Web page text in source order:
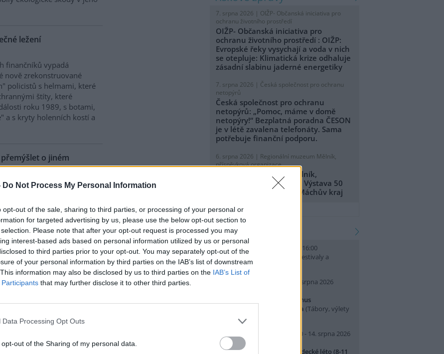
Do Not Process My Personal Information
opt-out of the sale, sharing to third parties, or processing of your personal or
for targeted advertising by us, please use the below opt-out section to
Please note that after your opt-out request is processed you may
interest-based ads based on personal information utilized by us or personal
to third parties prior to your opt-out. You may separately opt-out of the
of your personal information by third parties on the IAB’s list of downstream
information may also be disclosed by us to third parties on the IAB’s List of
that may further disclose it to other third parties.
Data Processing Opt Outs
out of the Sharing of my personal data.
ležení
finančníků vypadá
nově zrekonstruované
policistů s helmami, které
štíty, které
roku 1989, s botami,
a s kryty holenních kostí a
o jiném
hodině dopoledne
guvernérů
banky .
privatizace
a na Slovensku
vyžadovala její rychlý průběh
zvláště vytvoření
ze slovenské
knihovně stále pokračuje
7. srpna 2026 | OIŽP- Občanská iniciativa pro
ochranu životního prostředí
OIŽP- Občanská iniciativa pro
ochranu životního prostředí : OIŽP:
Evropské řeky vysychají a voda v nich
se otepluje: Klimatická krize odhaluje
zásadní slabinu jaderné energetiky
7. srpna 2026 | Česká společnost pro ochranu
netopýrů
Česká společnost pro ochranu
netopýrů: „Pomoc, máme v domě
netopýry!“ Bezplatná poradna ČESON
je v létě zavalena telefonáty. Sama
potřebuje finanční podporu.
6. srpna 2026 | Regionální muzeum Mělník,
příspěvková organizace
Regionální muzeum Mělník,
příspěvková organizace: Výstava 50
let CHKO Kokořínsko - Máchův kraj
přidat tiskovou zprávu
kalendář akcí
9. srpna 2026 (neděle) 10:00 - 16:00
(Festivaly a
slavnosti, Praha 7 )
10. srpna 2026 (pondělí) - 14. srpna 2026
Hrajeme si v Pralese - 2. turnus
příměstského letního tábora (Tábory, výlety
a pobytové akce, Praha 19 )
10. srpna 2026 (pondělí) 07:30 - 14. srpna 2026
(pátek) 16:30
Příměstský tábor Přírodovědecké léto (8-11